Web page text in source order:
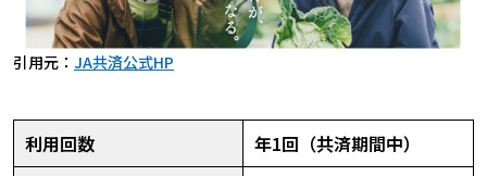
引用元： JA共済公式HP
利用回数
年1回（共済期間中）